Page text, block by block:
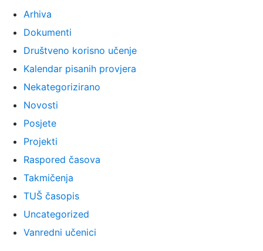
Arhiva
Dokumenti
Društveno korisno učenje
Kalendar pisanih provjera
Nekategorizirano
Novosti
Posjete
Projekti
Raspored časova
Takmičenja
TUŠ časopis
Uncategorized
Vanredni učenici